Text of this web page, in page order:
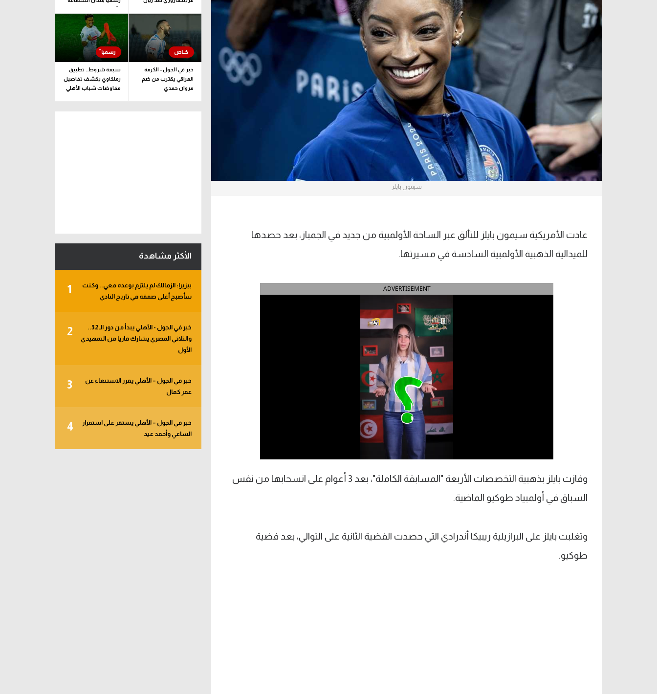
آراء حرة الدوري السعودي للمحترفين
دوري أبطال أوروبا
دوري أبطال إفريقيا
كل البطولات
دوري أبطال أوروبا
القسم الثاني
آسيا
ركن الألعاب
سيمون بايلز
عادت الأمريكية سيمون بايلز للتألق عبر الساحة الأولمبية من جديد في الجمباز، بعد حصدها
للميدالية الذهبية الأولمبية السادسة في مسيرتها.
ADVERTISEMENT
وفازت بايلز بذهبية التخصصات الأربعة "المسابقة الكاملة"، بعد 3 أعوام على انسحابها من نفس
السباق في أولمبياد طوكيو الماضية.
وتغلبت بايلز على البرازيلية ريبيكا أندرادي التي حصدت الفضية الثانية على التوالي، بعد فضية
طوكيو.
عاما المؤهلة للأولمبياد
خبر في الجول - الكرمة
العراقي يقترب من ضم
مروان حمدي
سبعة شروط.. تطبيق
زملكاوي يكشف تفاصيل
مفاوضات شباب الأهلي
الأكثر مشاهدة
1
بيزيرا: الزمالك لم يلتزم بوعده معي.. وكنت
سأصبح أغلى صفقة في تاريخ النادي
2
خبر في الجول - الأهلي يبدأ من دور الـ 32..
والثلاثي المصري يشارك قاريا من التمهيدي
الأول
3
خبر في الجول – الأهلي يقرر الاستنغاء عن
عمر كمال
4
خبر في الجول – الأهلي يستقر على استمرار
الساعي وأحمد عيد